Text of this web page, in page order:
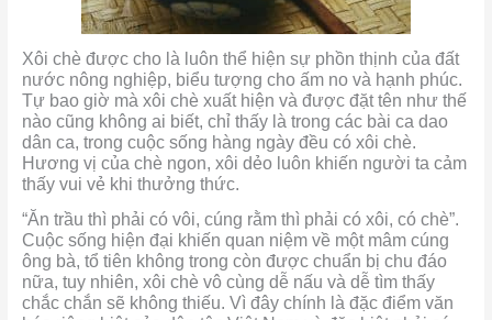
Xôi chè được cho là luôn thể hiện sự phồn thịnh của đất
nước nông nghiệp, biểu tượng cho ấm no và hạnh phúc.
Tự bao giờ mà xôi chè xuất hiện và được đặt tên như thế
nào cũng không ai biết, chỉ thấy là trong các bài ca dao
dân ca, trong cuộc sống hàng ngày đều có xôi chè.
Hương vị của chè ngon, xôi dẻo luôn khiến người ta cảm
thấy vui vẻ khi thưởng thức.
“Ăn trầu thì phải có vôi, cúng rằm thì phải có xôi, có chè”.
Cuộc sống hiện đại khiến quan niệm về một mâm cúng
ông bà, tổ tiên không trong còn được chuẩn bị chu đáo
nữa, tuy nhiên, xôi chè vô cùng dễ nấu và dễ tìm thấy
chắc chắn sẽ không thiếu. Vì đây chính là đặc điểm văn